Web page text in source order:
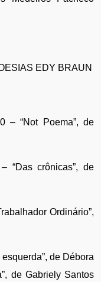
EDY BRAUN
“Not Poema”, de
“Das crônicas”, de
Ordinário”,
de Débora
de Gabriely Santos